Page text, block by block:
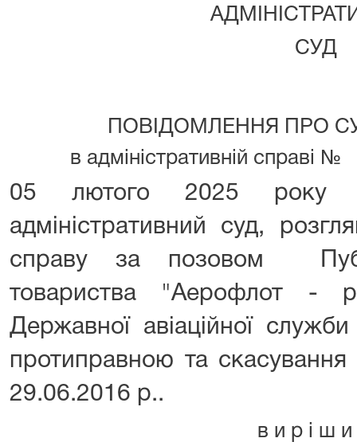
СУД
ПОВІДОМЛЕННЯ ПРО
в адміністративній
05 лютого 2025 року
адміністративний суд,
справу за позовом
товариства "Аерофлот -
Державної авіаційної
протиправною та
29.06.2016 р..
в и р і ш и